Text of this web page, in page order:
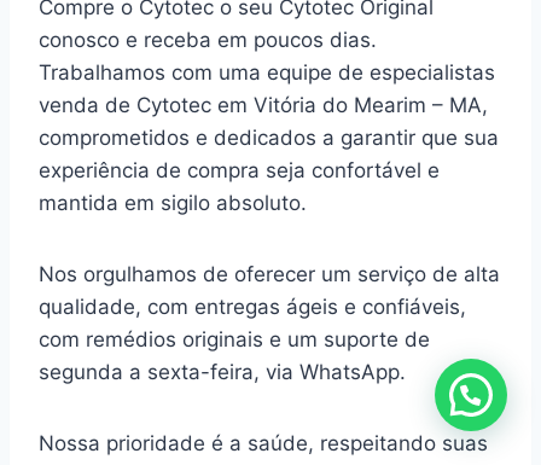
Compre o Cytotec o seu Cytotec Original
conosco e receba em poucos dias.
Trabalhamos com uma equipe de especialistas
venda de Cytotec em Vitória do Mearim – MA,
comprometidos e dedicados a garantir que sua
experiência de compra seja confortável e
mantida em sigilo absoluto.
Nos orgulhamos de oferecer um serviço de alta
qualidade, com entregas ágeis e confiáveis,
com remédios originais e um suporte de
segunda a sexta-feira, via WhatsApp.
Nossa prioridade é a saúde, respeitando suas